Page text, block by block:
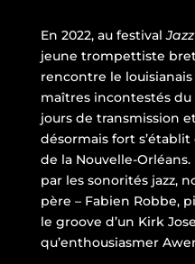
En 2022, au festival
jeune trompettiste
rencontre le
maîtres incontestés du
jours de transmission
désormais fort
de la Nouvelle-
par les sonorités jazz,
père – Fabien Robbe,
le groove d’un Kirk
qu’enthousiasmer